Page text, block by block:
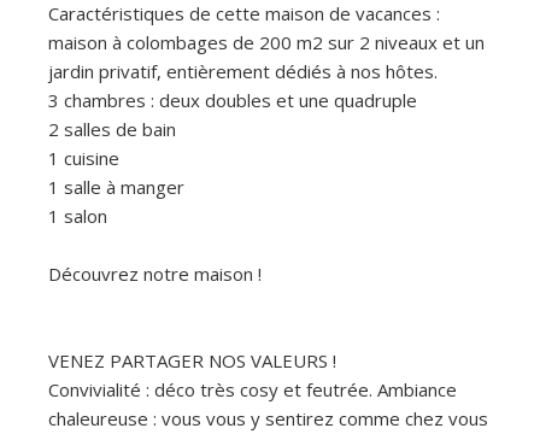
Caractéristiques de cette maison de vacances :
maison à colombages de 200 m2 sur 2 niveaux et un
jardin privatif, entièrement dédiés à nos hôtes.
3 chambres : deux doubles et une quadruple
2 salles de bain
1 cuisine
1 salle à manger
1 salon
Découvrez notre maison !
VENEZ PARTAGER NOS VALEURS !
Convivialité : déco très cosy et feutrée. Ambiance
chaleureuse : vous vous y sentirez comme chez vous